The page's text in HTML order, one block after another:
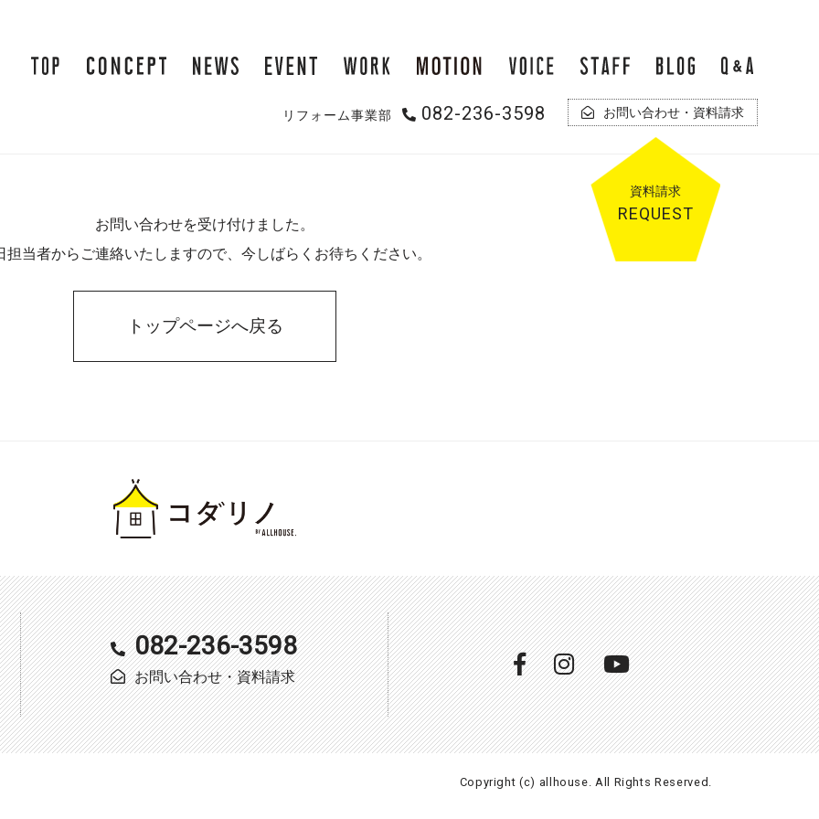
リフォーム事業部 082-236-3598 お問い合わせ・資料請求
資料請求
REQUEST
お問い合わせを受け付けました。
担当者からご連絡いたしますので、今しばらくお待ちください。
トップページへ戻る
082-236-3598
お問い合わせ・資料請求
Copyright (c) allhouse. All Rights Reserved.